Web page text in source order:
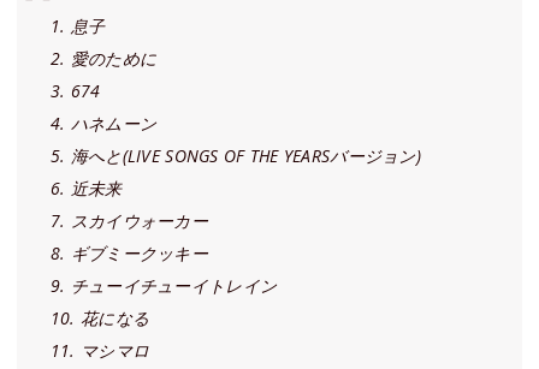
1. 息子
2. 愛のために
3. 674
4. ハネムーン
5. 海へと(LIVE SONGS OF THE YEARSバージョン)
6. 近未来
7. スカイウォーカー
8. ギブミークッキー
9. チューイチューイトレイン
10. 花になる
11. マシマロ